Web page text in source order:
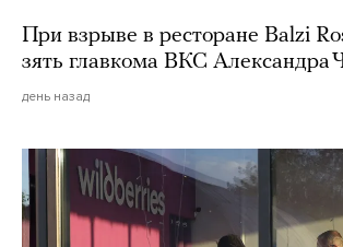
При взрыве в ресторане Balzi
зять главкома ВКС Александра
день назад